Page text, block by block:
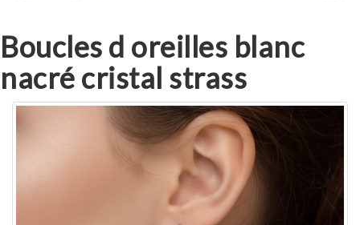
Boucles d oreilles blanc
nacré cristal strass